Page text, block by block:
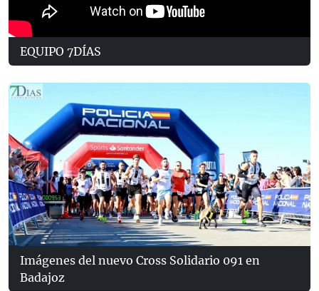
EQUIPO 7DÍAS
Imágenes del nuevo Cross Solidario 091 en
Badajoz